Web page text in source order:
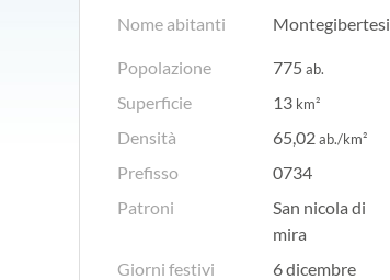
Nome abitanti Montegibertesi
Popolazione 775ab.
Superficie 13 km²
Densità 65,02ab./km²
Prefisso
0734
Patroni
San nicola di
mira
Giorni festivi
6 dicembre